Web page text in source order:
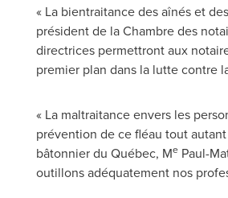
« La bientraitance des aînés et
président de la Chambre des
directrices permettront aux
premier plan dans la lutte contre
« La maltraitance envers les
prévention de ce fléau tout
bâtonnier du Québec, MePaul-
outillons adéquatement nos